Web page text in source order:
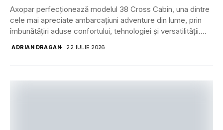
Axopar perfecționează modelul 38 Cross Cabin, una dintre
cele mai apreciate ambarcațiuni adventure din lume, prin
îmbunătățiri aduse confortului, tehnologiei și versatilității.
ADRIAN DRAGAN 22 IULIE 2026